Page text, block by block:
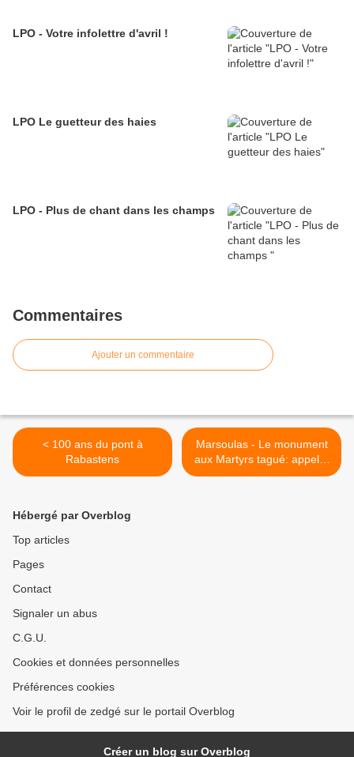
LPO - Votre infolettre d'avril !
LPO Le guetteur des haies
LPO - Plus de chant dans les champs
Commentaires
Ajouter un commentaire
< 100 ans du pont à
Rabastens
Marsoulas - Le monument
aux Martyrs tagué: appel à
témoins >
Hébergé par Overblog
Top articles
Pages
Contact
Signaler un abus
C.G.U.
Cookies et données personnelles
Préférences cookies
Voir le profil de zedgé sur le portail Overblog
Créer un blog sur Overblog